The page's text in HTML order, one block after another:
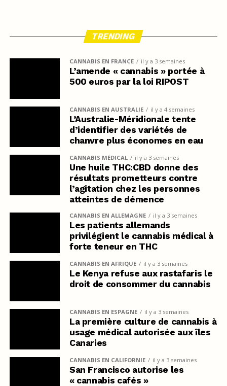
TRENDING
CANNABIS EN FRANCE il y a 3 semaines
L’amende « cannabis » portée à
500 euros par la loi RIPOST
CANNABIS EN AUSTRALIE il y a 4 semaines
L’Australie-Méridionale tente
d’identifier des variétés de
chanvre plus économes en eau
CANNABIS MÉDICAL il y a 3 semaines
Une huile THC:CBD donne des
résultats prometteurs contre
l’agitation chez les personnes
atteintes de démence
CANNABIS EN ALLEMAGNE il y a 3 semaines
Les patients allemands
privilégient le cannabis médical à
forte teneur en THC
CANNABIS EN AFRIQUE il y a 3 semaines
Le Kenya refuse aux rastafaris le
droit de consommer du cannabis
CANNABIS EN ESPAGNE il y a 3 semaines
La première culture de cannabis à
usage médical autorisée aux îles
Canaries
CANNABIS EN CALIFORNIE il y a 3 semaines
San Francisco autorise les
« cannabis cafés »